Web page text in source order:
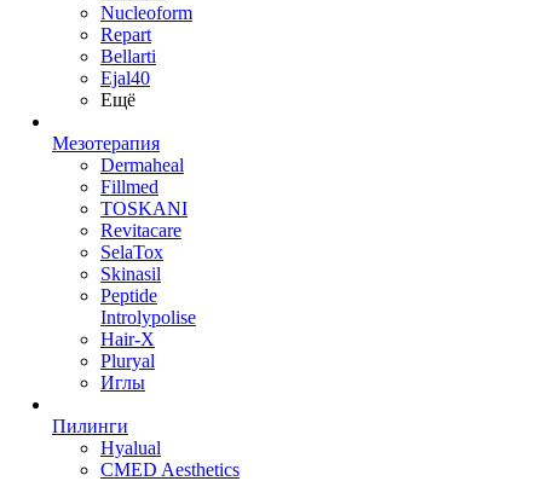
Nucleoform
Repart
Bellarti
Ejal40
Ещё
Мезотерапия
Dermaheal
Fillmed
TOSKANI
Revitacare
SelaTox
Skinasil
Peptide
Introlypolise
Hair-X
Pluryal
Иглы
Пилинги
Hyalual
CMED Aesthetics